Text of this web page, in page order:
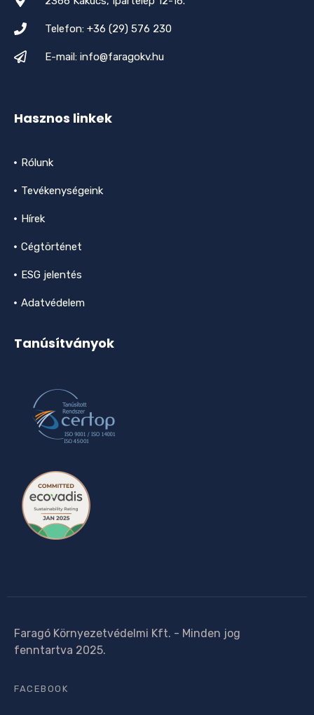
Telefon: +36 (29) 576 230
E-mail: info@faragokv.hu
Hasznos linkek
Rólunk
Tevékenységeink
Hírek
Cégtörténet
ESG jelentés
Adatvédelem
Tanúsítványok
Faragó Környezetvédelmi Kft. - Minden jog
fenntartva 2025.
FACEBOOK